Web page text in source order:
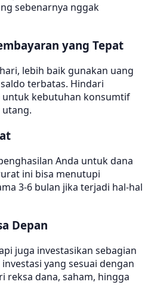
sebenarnya nggak
yang Tepat
lebih baik gunakan uang
terbatas. Hindari
kebutuhan konsumtif
Anda untuk dana
ini bisa menutupi
3-6 bulan jika terjadi hal-hal
Depan
juga investasikan sebagian
yang sesuai dengan
reksa dana, saham, hingga